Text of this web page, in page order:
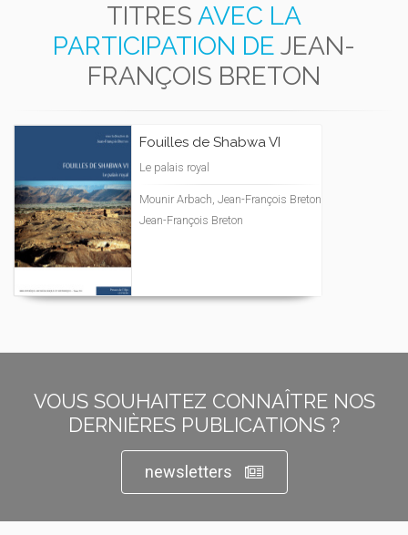
TITRES AVEC LA
PARTICIPATION DE JEAN-
FRANÇOIS BRETON
Fouilles de Shabwa VI
Le palais royal
Mounir Arbach, Jean-François Breton
Jean-François Breton
VOUS SOUHAITEZ CONNAÎTRE NOS
DERNIÈRES PUBLICATIONS ?
newsletters